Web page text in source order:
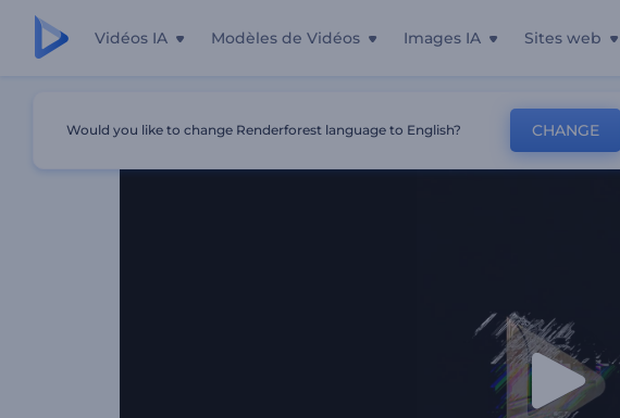
Vidéos IA Modèles de Vidéos Images IA Sites web
Would you like to change Renderforest language to English? CHANGE